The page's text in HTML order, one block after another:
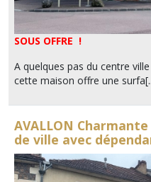
SOUS OFFRE !
A quelques pas du centre ville
cette maison offre une
AVALLON
de ville avec